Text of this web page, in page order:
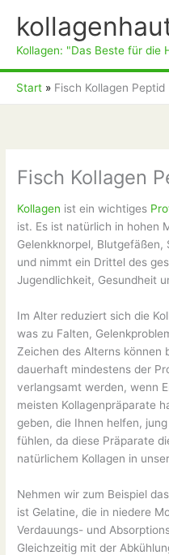
Inhalt
springenKollagen: "Das Beste für die
Start Fisch Kollagen Peptid
Fisch Kollagen
Kollagen ist ein wichtiges
ist. Es ist natürlich in hohen
Gelenkknorpel,
und nimmt ein Drittel des
Jugendlichkeit, Gesundheit
Im Alter reduziert sich die
was zu Falten,
Zeichen des Alterns können
dauerhaft mindestens der
verlangsamt werden, wenn
meisten Kollagenpräparate
geben, die Ihnen helfen,
fühlen, da diese Präparate
natürlichem Kollagen in
Nehmen wir zum Beispiel
ist Gelatine, die in niedere
Verdauungs- und
Gleichzeitig mit der